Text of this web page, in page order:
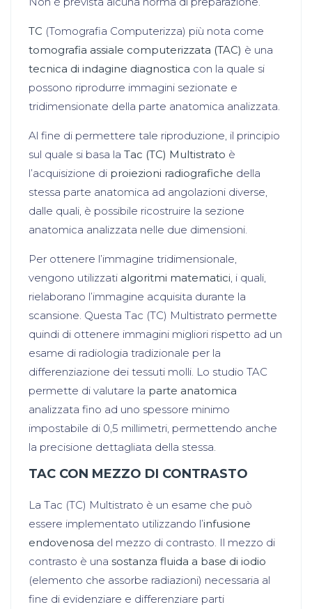
TC (Tomografia Computerizza) più nota come
tomografia assiale computerizzata (TAC) è una
tecnica di indagine diagnostica con la quale si
possono riprodurre immagini sezionate e
tridimensionate della parte anatomica analizzata.
Al fine di permettere tale riproduzione, il principio
sul quale si basa la Tac (TC) Multistrato è
l’acquisizione di proiezioni radiografiche della
stessa parte anatomica ad angolazioni diverse,
dalle quali, è possibile ricostruire la sezione
anatomica analizzata nelle due dimensioni.
Per ottenere l’immagine tridimensionale,
vengono utilizzati algoritmi matematici, i quali,
rielaborano l’immagine acquisita durante la
scansione. Questa Tac (TC) Multistrato permette
quindi di ottenere immagini migliori rispetto ad un
esame di radiologia tradizionale per la
differenziazione dei tessuti molli. Lo studio TAC
permette di valutare la parte anatomica
analizzata fino ad uno spessore minimo
impostabile di 0,5 millimetri, permettendo anche
la precisione dettagliata della stessa.
TAC CON MEZZO DI CONTRASTO
La Tac (TC) Multistrato è un esame che può
essere implementato utilizzando l’infusione
endovenosa del mezzo di contrasto. Il mezzo di
contrasto è una sostanza fluida a base di iodio
(elemento che assorbe radiazioni) necessaria al
fine di evidenziare e differenziare parti